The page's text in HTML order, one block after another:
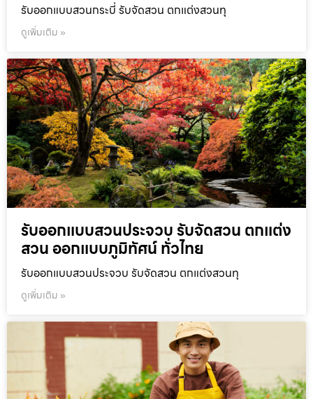
รับออกแบบสวนกระบี่ รับจัดสวน ตกแต่งสวนทุ
ดูเพิ่มเติม »
รับออกแบบสวนประจวบ รับจัดสวน ตกแต่ง
สวน ออกแบบภูมิทัศน์ ทั่วไทย
รับออกแบบสวนประจวบ รับจัดสวน ตกแต่งสวนทุ
ดูเพิ่มเติม »